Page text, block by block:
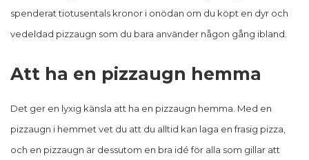
spenderat tiotusentals kronor i onödan om du köpt en dyr och
vedeldad pizzaugn som du bara använder någon gång ibland.
Att ha en pizzaugn hemma
Det ger en lyxig känsla att ha en pizzaugn hemma. Med en
pizzaugn i hemmet vet du att du alltid kan laga en frasig pizza,
och en pizzaugn är dessutom en bra idé för alla som gillar att